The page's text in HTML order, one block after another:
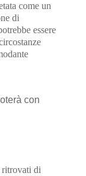
come un
di
essere
con
di